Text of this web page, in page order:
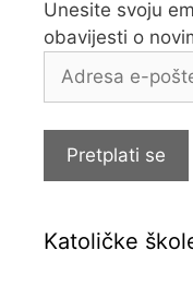
Unesite svoju
obavijesti o
e-
Pretplati se
Katoličke